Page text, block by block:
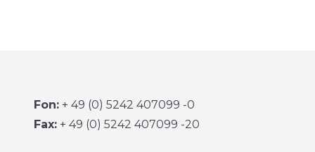
Fon: + 49 (0) 5242 407099 -0
Fax: + 49 (0) 5242 407099 -20